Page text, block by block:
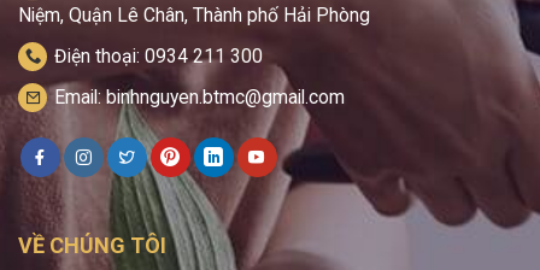
Niệm, Quận Lê Chân, Thành phố Hải Phòng
Điện thoại: 0934 211 300
Email: binhnguyen.btmc@gmail.com
VỀ CHÚNG TÔI